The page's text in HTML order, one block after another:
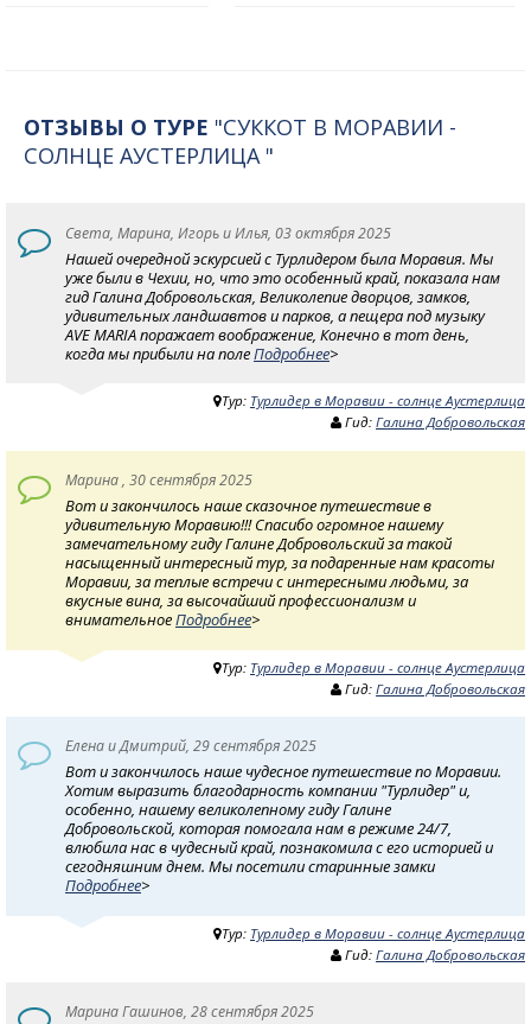
ОТЗЫВЫ О ТУРЕ "СУККОТ В МОРАВИИ -
СОЛНЦЕ АУСТЕРЛИЦА "
Света, Марина, Игорь и Илья, 03 октября 2025
Нашей очередной эскурсией с Турлидером была Моравия. Мы
уже были в Чехии, но, что это особенный край, показала нам
гид Галина Добровольская, Великолепие дворцов, замков,
удивительных ландшавтов и парков, а пещера под музыку
AVE MARIA поражает воображение, Конечно в тот день,
когда мы прибыли на полеПодробнее>
Тур: Турлидер в Моравии - солнце Аустерлица
Гид: Галина Добровольская
Марина , 30 сентября 2025
Вот и закончилось наше сказочное путешествие в
удивительную Моравию!!! Спасибо огромное нашему
замечательному гиду Галине Добровольский за такой
насыщенный интересный тур, за подаренные нам красоты
Моравии, за теплые встречи с интересными людьми, за
вкусные вина, за высочайший профессионализм и
внимательноеПодробнее>
Тур: Турлидер в Моравии - солнце Аустерлица
Гид: Галина Добровольская
Елена и Дмитрий, 29 сентября 2025
Вот и закончилось наше чудесное путешествие по Моравии.
Хотим выразить благодарность компании "Турлидер" и,
особенно, нашему великолепному гиду Галине
Добровольской, которая помогала нам в режиме 24/7,
влюбила нас в чудесный край, познакомила с его историей и
сегодняшним днем. Мы посетили старинные замки
Подробнее>
Тур: Турлидер в Моравии - солнце Аустерлица
Гид: Галина Добровольская
Марина Гашинов, 28 сентября 2025